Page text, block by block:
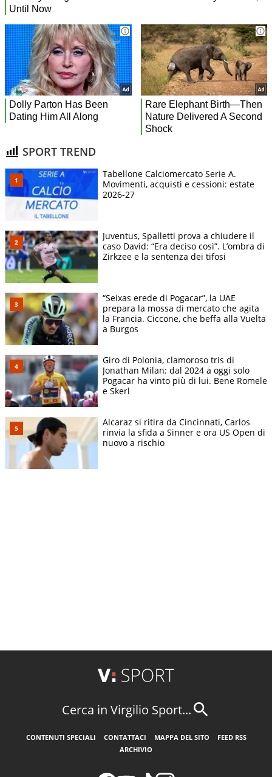
SPORT TREND
Tabellone Calciomercato Serie A.
Movimenti, acquisti e cessioni: estate
2026-27
Juventus, Spalletti prova a chiudere il
caso David: “Era deciso così”. L’ombra di
Zirkzee e la sentenza dei tifosi
“Seixas erede di Pogacar”, la UAE
prepara la mossa di mercato che agita
la Francia. Ciccone, che beffa alla Vuelta
a Burgos
Giro di Polonia, clamoroso tris di
Jonathan Milan: dal 2024 a oggi solo
Pogacar ha vinto più di lui. Bene Romele
e Skerl
Alcaraz si ritira da Cincinnati, Carlos
rinvia la sfida a Sinner e ora US Open di
nuovo a rischio
Cerca in Virgilio Sport...
CONTENUTI SPECIALI CONTATTACI MAPPA DEL SITO
FEED RSS
ARCHIVIO